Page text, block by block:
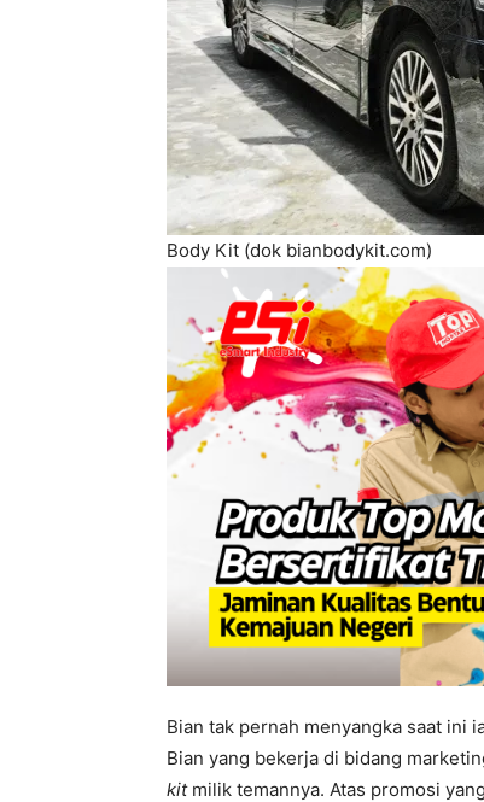
Body Kit (dok bianbodykit.com)
Bian tak pernah menyangka saat ini
Bian yang bekerja di bidang
kitmilik temannya. Atas promosi